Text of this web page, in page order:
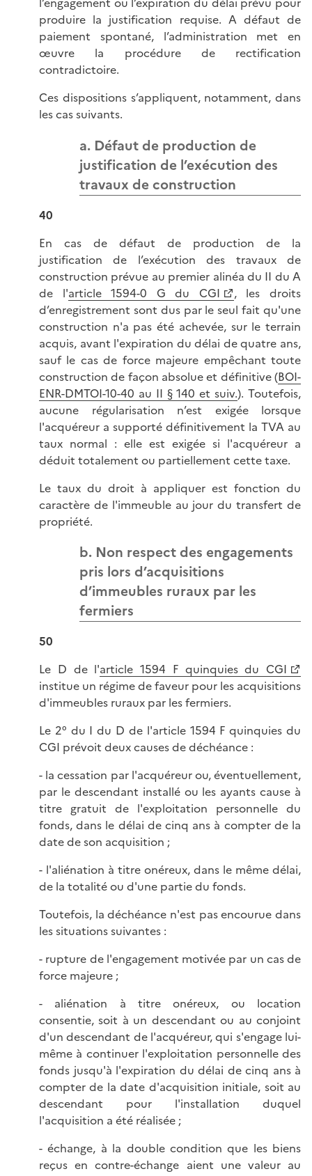
produire la justification requise. A défaut de
paiement spontané, l’administration met en
œuvre la procédure de rectification
contradictoire.
Ces dispositions s’appliquent, notamment, dans
les cas suivants.
a. Défaut de production de
justification de l’exécution des
travaux de construction
40
En cas de défaut de production de la
justification de l’exécution des travaux de
construction prévue au premier alinéa du II du A
de l'article 1594-0 G du CGI
, les droits
d’enregistrement sont dus par le seul fait qu'une
construction n'a pas été achevée, sur le terrain
acquis, avant l'expiration du délai de quatre ans,
sauf le cas de force majeure empêchant toute
construction de façon absolue et définitive (BOI-
ENR-DMTOI-10-40 au II § 140 et suiv.). Toutefois,
aucune régularisation n’est exigée lorsque
l'acquéreur a supporté définitivement la TVA au
taux normal : elle est exigée si l'acquéreur a
déduit totalement ou partiellement cette taxe.
Le taux du droit à appliquer est fonction du
caractère de l'immeuble au jour du transfert de
propriété.
b. Non respect des engagements
pris lors d’acquisitions
d’immeubles ruraux par les
fermiers
50
Le D de l'article 1594 F quinquies du CGI
institue un régime de faveur pour les acquisitions
d'immeubles ruraux par les fermiers.
Le 2° du I du D de l'article 1594 F quinquies du
CGI prévoit deux causes de déchéance :
- la cessation par l'acquéreur ou, éventuellement,
par le descendant installé ou les ayants cause à
titre gratuit de l'exploitation personnelle du
fonds, dans le délai de cinq ans à compter de la
date de son acquisition ;
- l'aliénation à titre onéreux, dans le même délai,
de la totalité ou d'une partie du fonds.
Toutefois, la déchéance n'est pas encourue dans
les situations suivantes :
- rupture de l'engagement motivée par un cas de
force majeure ;
- aliénation à titre onéreux, ou location
consentie, soit à un descendant ou au conjoint
d'un descendant de l'acquéreur, qui s'engage lui-
même à continuer l'exploitation personnelle des
fonds jusqu'à l'expiration du délai de cinq ans à
compter de la date d'acquisition initiale, soit au
descendant pour l'installation duquel
l'acquisition a été réalisée ;
- échange, à la double condition que les biens
reçus en contre-échange aient une valeur au